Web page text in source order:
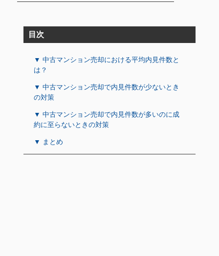
目次
▼ 中古マンション売却における平均内見件数と
は？
▼ 中古マンション売却で内見件数が少ないとき
の対策
▼ 中古マンション売却で内見件数が多いのに成
約に至らないときの対策
▼ まとめ